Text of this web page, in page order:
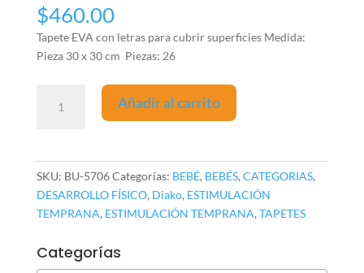
$460.00
Tapete EVA con letras para cubrir superficies Medida:
Pieza 30 x 30 cm Piezas: 26
Añadir al carrito
SKU: BU-5706Categorías: BEBÉ, BEBÉS, CATEGORIAS,
DESARROLLO FÍSICO, Diako, ESTIMULACIÓN
TEMPRANA, ESTIMULACIÓN TEMPRANA, TAPETES
Categorías